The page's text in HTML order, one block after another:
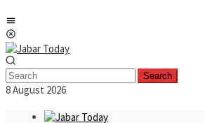
to
content
Search
8 August 2026